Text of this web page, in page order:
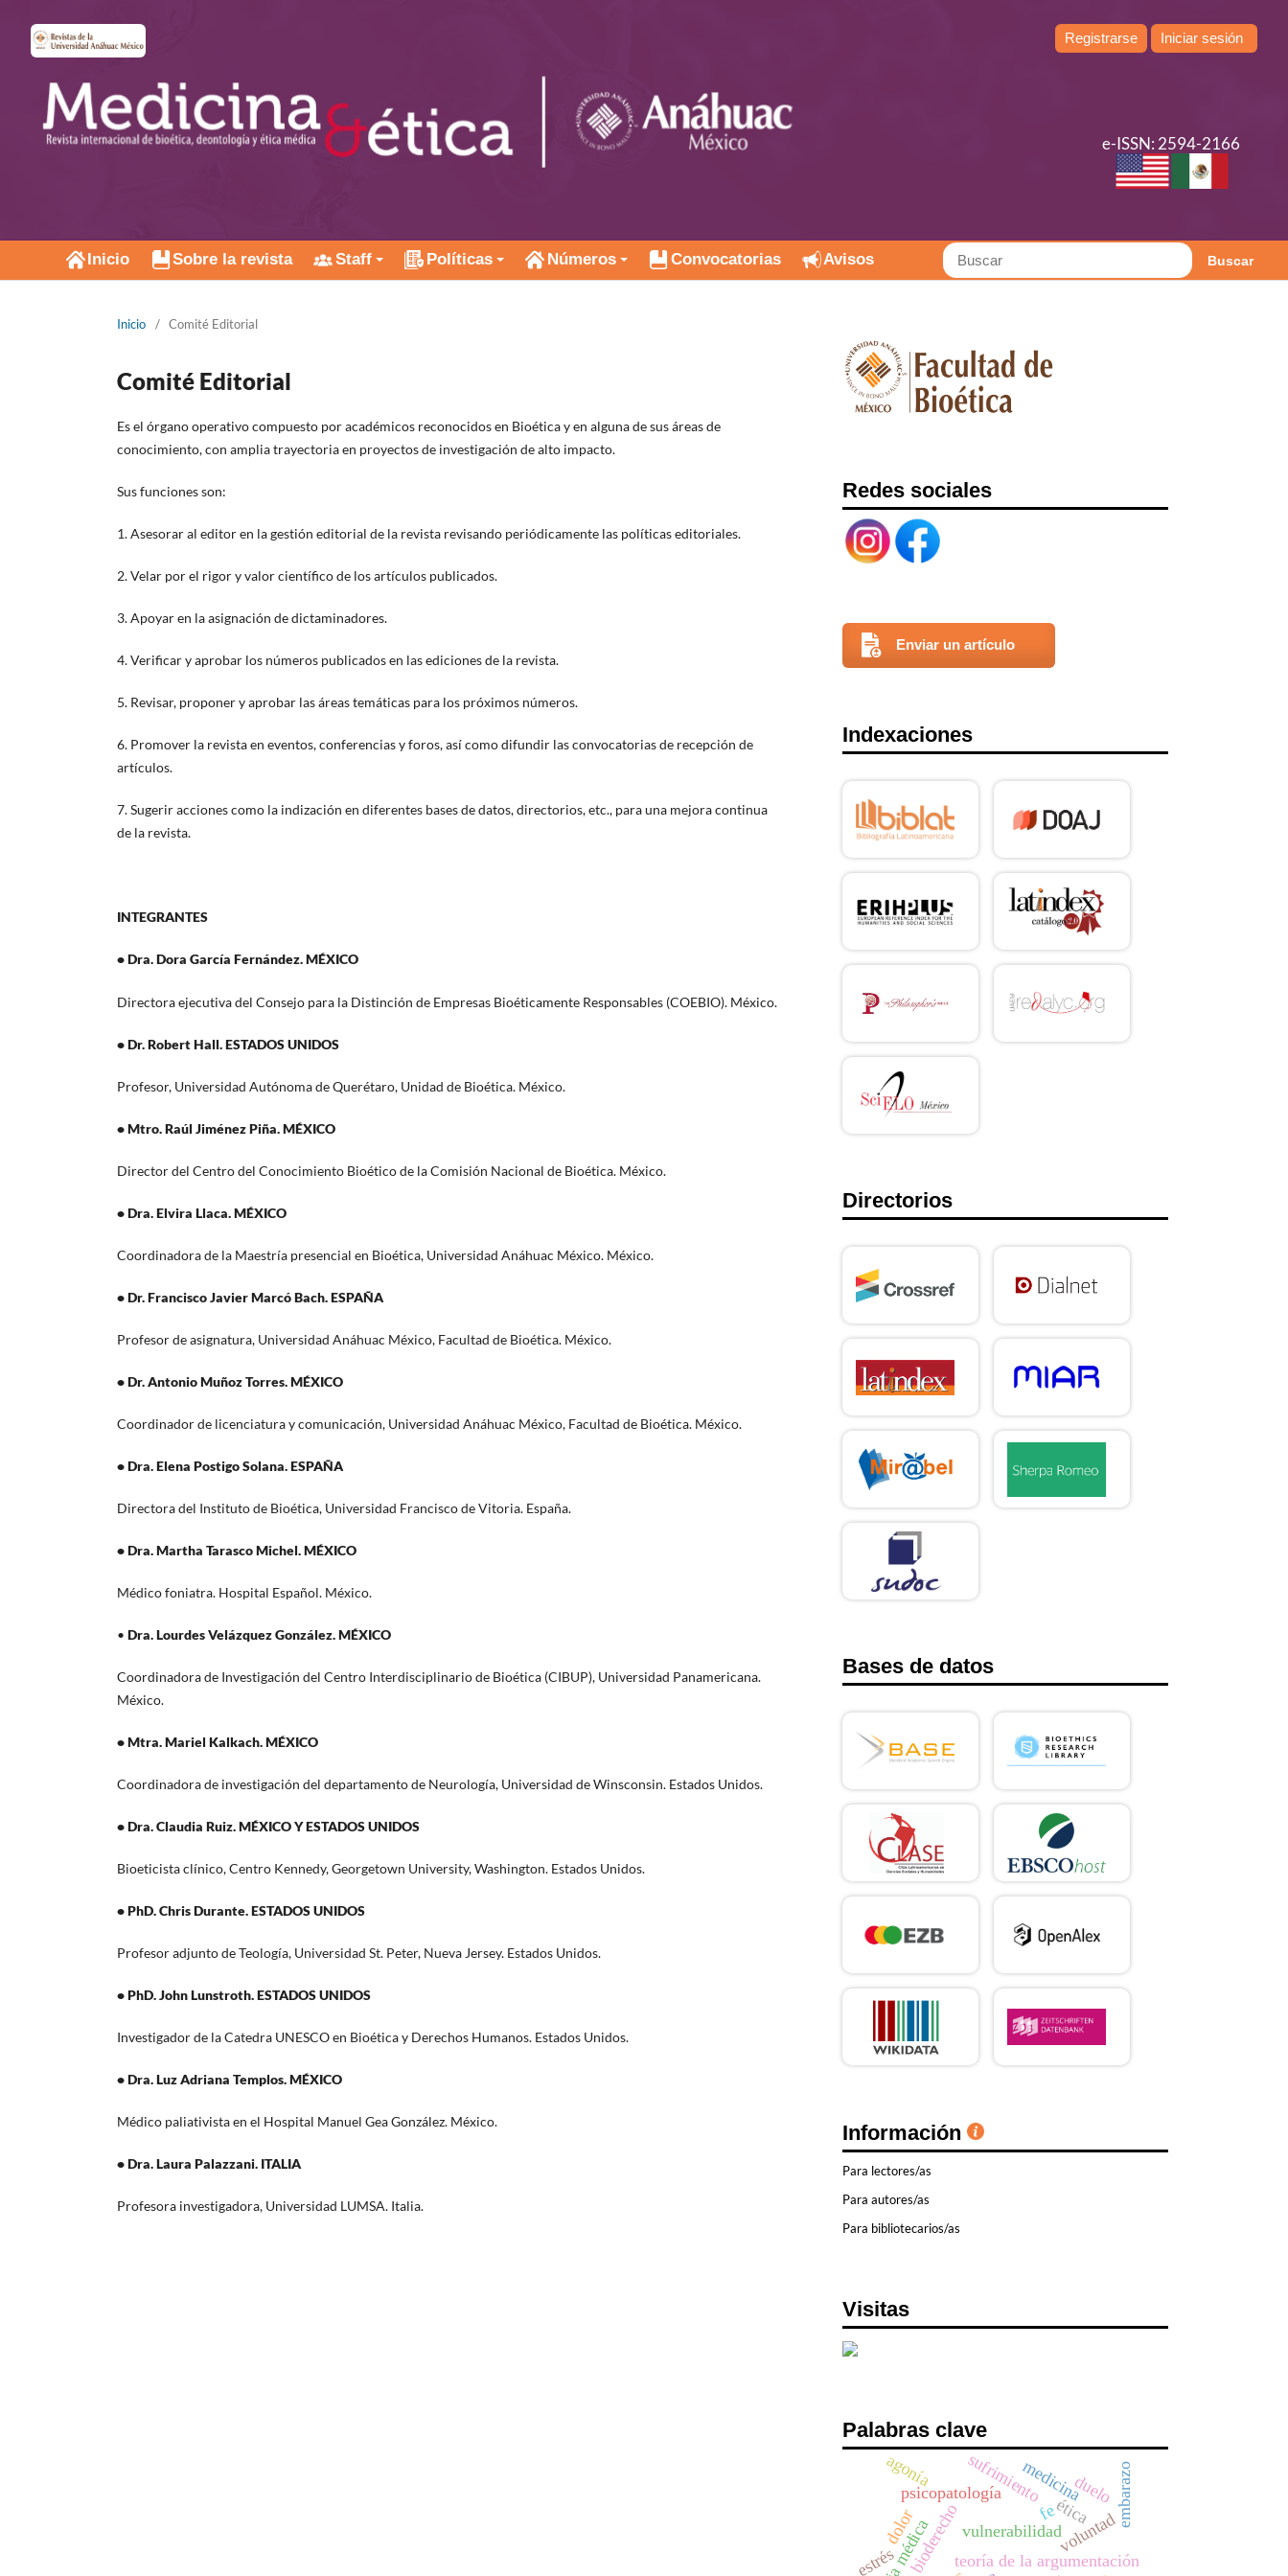
Inicio Sobre la revista Staff Políticas Números Convocatorias Avisos Buscar
Registrarse Iniciar sesión
Inicio / Comité Editorial
Comité Editorial
Es el órgano operativo compuesto por académicos reconocidos en Bioética y en alguna de sus áreas de
conocimiento, con amplia trayectoria en proyectos de investigación de alto impacto.
Sus funciones son:
1. Asesorar al editor en la gestión editorial de la revista revisando periódicamente las políticas editoriales.
2. Velar por el rigor y valor científico de los artículos publicados.
3. Apoyar en la asignación de dictaminadores.
4. Verificar y aprobar los números publicados en las ediciones de la revista.
5. Revisar, proponer y aprobar las áreas temáticas para los próximos números.
6. Promover la revista en eventos, conferencias y foros, así como difundir las convocatorias de recepción de
artículos.
7. Sugerir acciones como la indización en diferentes bases de datos, directorios, etc., para una mejora continua
de la revista.
INTEGRANTES
• Dra. Dora García Fernández. MÉXICO
Directora ejecutiva del Consejo para la Distinción de Empresas Bioéticamente Responsables (COEBIO). México.
• Dr. Robert Hall. ESTADOS UNIDOS
Profesor, Universidad Autónoma de Querétaro, Unidad de Bioética. México.
• Mtro. Raúl Jiménez Piña. MÉXICO
Director del Centro del Conocimiento Bioético de la Comisión Nacional de Bioética. México.
• Dra. Elvira Llaca. MÉXICO
Coordinadora de la Maestría presencial en Bioética, Universidad Anáhuac México. México.
• Dr. Francisco Javier Marcó Bach. ESPAÑA
Profesor de asignatura, Universidad Anáhuac México, Facultad de Bioética. México.
• Dr. Antonio Muñoz Torres. MÉXICO
Coordinador de licenciatura y comunicación, Universidad Anáhuac México, Facultad de Bioética. México.
• Dra. Elena Postigo Solana. ESPAÑA
Directora del Instituto de Bioética, Universidad Francisco de Vitoria. España.
• Dra. Martha Tarasco Michel. MÉXICO
Médico foniatra. Hospital Español. México.
• Dra. Lourdes Velázquez González. MÉXICO
Coordinadora de Investigación del Centro Interdisciplinario de Bioética (CIBUP), Universidad Panamericana.
México.
• Mtra. Mariel Kalkach. MÉXICO
Coordinadora de investigación del departamento de Neurología, Universidad de Winsconsin. Estados Unidos.
• Dra. Claudia Ruiz. MÉXICO Y ESTADOS UNIDOS
Bioeticista clínico, Centro Kennedy, Georgetown University, Washington. Estados Unidos.
• PhD. Chris Durante. ESTADOS UNIDOS
Profesor adjunto de Teología, Universidad St. Peter, Nueva Jersey. Estados Unidos.
• PhD. John Lunstroth. ESTADOS UNIDOS
Investigador de la Catedra UNESCO en Bioética y Derechos Humanos. Estados Unidos.
• Dra. Luz Adriana Templos. MÉXICO
Médico paliativista en el Hospital Manuel Gea González. México.
• Dra. Laura Palazzani. ITALIA
Profesora investigadora, Universidad LUMSA. Italia.
Redes sociales
Enviar un artículo
Indexaciones
Directorios
Bases de datos
Información
Para lectores/as
Para autores/as
Para bibliotecarios/as
Visitas
Palabras clave
bioderechoteoría de la argumentación
psicopatología
vulnerabilidad
agonía
voluntad
embarazo
fe
dolor
sufrimiento
ética
medicina
estrés
duelo
e-ISSN: 2594-2166